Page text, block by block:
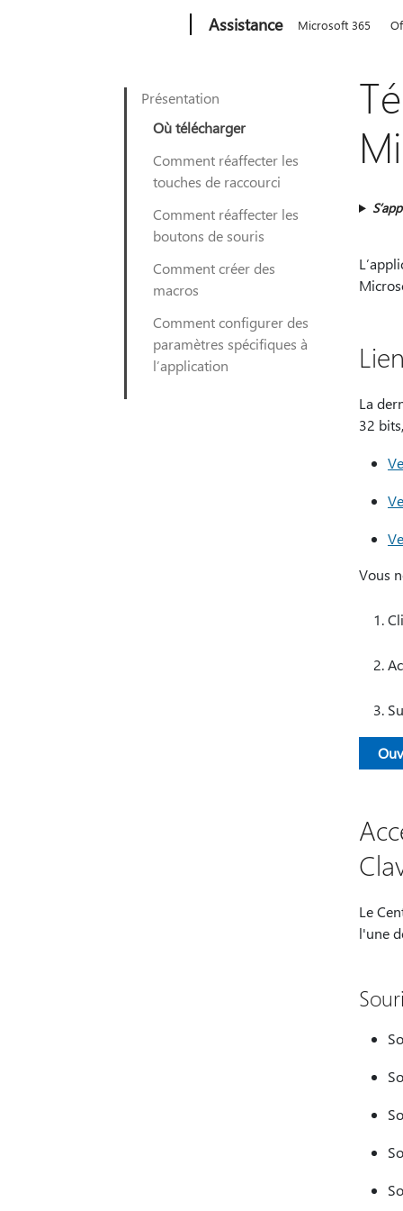
Assistance Microsoft 365
Présentation
Où télécharger
Comment réaffecter les
touches de raccourci
Comment réaffecter les
boutons de souris
Comment créer des
macros
Comment configurer des
paramètres spécifiques à
l’application
La
32
Vous
Le
l'une